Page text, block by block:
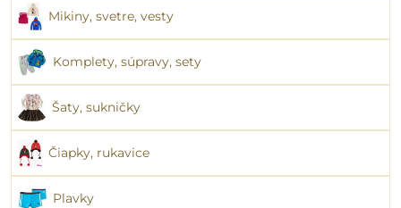
Mikiny, svetre, vesty
Komplety, súpravy, sety
Šaty, sukničky
Čiapky, rukavice
Plavky